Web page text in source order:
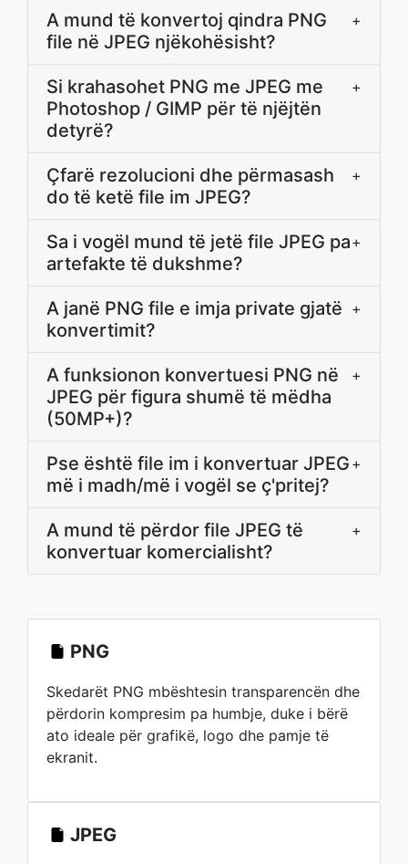
A mund të konvertoj qindra PNG
file në JPEG njëkohësisht?
+
Si krahasohet PNG me JPEG me
Photoshop / GIMP për të njëjtën
detyrë?
+
Çfarë rezolucioni dhe përmasash
do të ketë file im JPEG?
+
Sa i vogël mund të jetë file JPEG pa
artefakte të dukshme?
+
A janë PNG file e imja private gjatë
konvertimit?
+
A funksionon konvertuesi PNG në
JPEG për figura shumë të mëdha
(50MP+)?
+
Pse është file im i konvertuar JPEG
më i madh/më i vogël se ç'pritej?
+
A mund të përdor file JPEG të
konvertuar komercialisht?
+
PNG
Skedarët PNG mbështesin transparencën dhe
përdorin kompresim pa humbje, duke i bërë
ato ideale për grafikë, logo dhe pamje të
ekranit.
JPEG